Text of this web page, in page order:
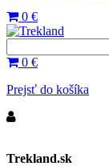
0 €
0 €
Prejsť do košíka
Trekland.sk